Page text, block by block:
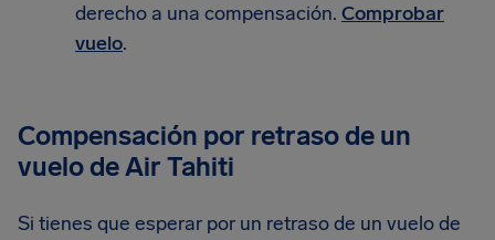
derecho a una compensación. Comprobar
vuelo.
Compensación por retraso de un
vuelo de Air Tahiti
Si tienes que esperar por un retraso de un vuelo de